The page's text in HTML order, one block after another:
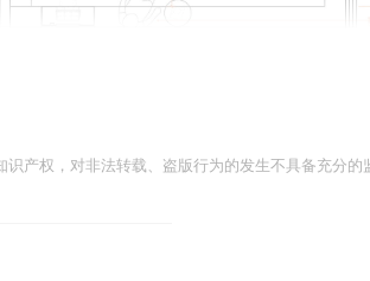
产权，对非法转载、盗版行为的发生不具备充分的